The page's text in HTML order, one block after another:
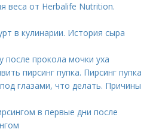
веса от Herbalife Nutrition.
в кулинарии. История сыра
после прокола мочки уха
пирсинг пупка. Пирсинг пупка
глазами, что делать. Причины
в первые дни после